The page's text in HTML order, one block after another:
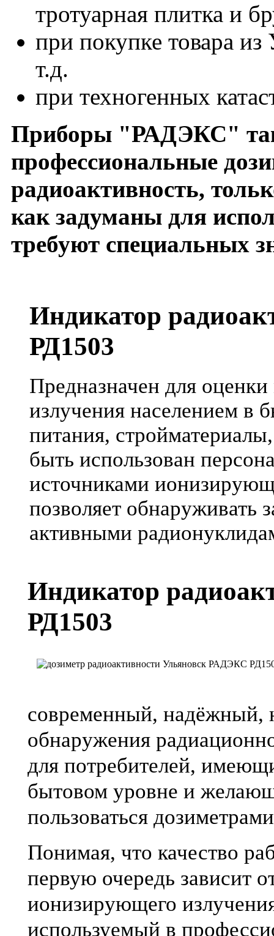
тротуарная плитка и
при покупке товара
т.д.
при техногенных
Приборы "РАДЭКС"
профессиональные
радиоактивность,
как задуманы для
требуют специальных
Индикатор
РД1503
Предназначен для
излучения населением в
питания,
быть использован
источниками
позволяет обнаруживать
активными
Индикатор
РД1503
современный, надёжный,
обнаружения
для потребителей,
бытовом уровне и
пользоваться
Понимая, что качество
первую очередь зависит
ионизирующего
используемый в